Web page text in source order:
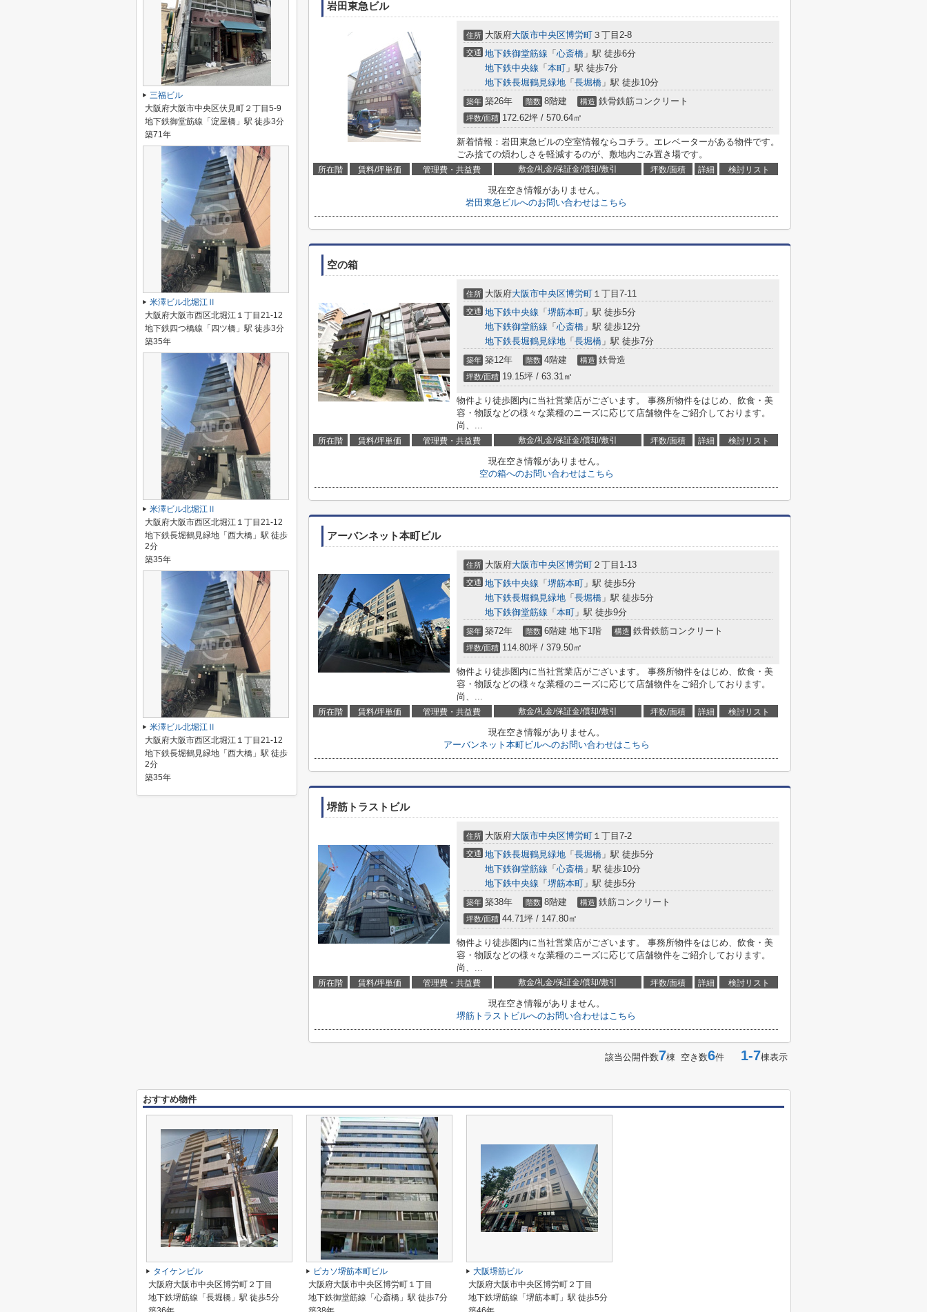
岩田東急ビル
住所 大阪府大阪市中央区博労町 ３丁目2-8
交通 地下鉄御堂筋線 「 心斎橋 」駅 徒歩6分
地下鉄中央線 「 本町 」駅 徒歩7分
地下鉄長堀鶴見緑地 「 長堀橋 」駅 徒歩10分
築年 築26年 階数 8階建 構造 鉄骨鉄筋コンクリート
坪数/面積 172.62坪 / 570.64㎡
新着情報：岩田東急ビルの空室情報ならコチラ。エレベーターがある物件です。
ごみ捨ての煩わしさを軽減するのが、敷地内ごみ置き場です。
所在階 賃料/坪単価 管理費・共益費 敷金/礼金/保証金/償却/敷引 坪数/面積 詳細 検討リスト
現在空き情報がありません。
岩田東急ビルへのお問い合わせはこちら
空の箱
住所 大阪府大阪市中央区博労町 １丁目7-11
交通 地下鉄中央線 「 堺筋本町 」駅 徒歩5分
地下鉄御堂筋線 「 心斎橋 」駅 徒歩12分
地下鉄長堀鶴見緑地 「 長堀橋 」駅 徒歩7分
築年 築12年 階数 4階建 構造 鉄骨造
坪数/面積 19.15坪 / 63.31㎡
物件より徒歩圏内に当社営業店がございます。 事務所物件をはじめ、飲食・美
容・物販などの様々な業種のニーズに応じて店舗物件をご紹介しております。
尚、...
所在階 賃料/坪単価 管理費・共益費 敷金/礼金/保証金/償却/敷引 坪数/面積 詳細 検討リスト
現在空き情報がありません。
空の箱へのお問い合わせはこちら
アーバンネット本町ビル
住所 大阪府大阪市中央区博労町 ２丁目1-13
交通 地下鉄中央線 「 堺筋本町 」駅 徒歩5分
地下鉄長堀鶴見緑地 「 長堀橋 」駅 徒歩5分
地下鉄御堂筋線 「 本町 」駅 徒歩9分
築年 築72年 階数 6階建 地下1階 構造 鉄骨鉄筋コンクリート
坪数/面積 114.80坪 / 379.50㎡
物件より徒歩圏内に当社営業店がございます。 事務所物件をはじめ、飲食・美
容・物販などの様々な業種のニーズに応じて店舗物件をご紹介しております。
尚、...
所在階 賃料/坪単価 管理費・共益費 敷金/礼金/保証金/償却/敷引 坪数/面積 詳細 検討リスト
現在空き情報がありません。
アーバンネット本町ビルへのお問い合わせはこちら
堺筋トラストビル
住所 大阪府大阪市中央区博労町 １丁目7-2
交通 地下鉄長堀鶴見緑地 「 長堀橋 」駅 徒歩5分
地下鉄御堂筋線 「 心斎橋 」駅 徒歩10分
地下鉄中央線 「 堺筋本町 」駅 徒歩5分
築年 築38年 階数 8階建 構造 鉄筋コンクリート
坪数/面積 44.71坪 / 147.80㎡
物件より徒歩圏内に当社営業店がございます。 事務所物件をはじめ、飲食・美
容・物販などの様々な業種のニーズに応じて店舗物件をご紹介しております。
尚、...
所在階 賃料/坪単価 管理費・共益費 敷金/礼金/保証金/償却/敷引 坪数/面積 詳細 検討リスト
現在空き情報がありません。
堺筋トラストビルへのお問い合わせはこちら
該当公開件数7棟 空き数6件 1-7棟表示
三福ビル
大阪府大阪市中央区伏見町２丁目5-9
地下鉄御堂筋線「淀屋橋」駅 徒歩3分
築71年
米澤ビル北堀江Ⅱ
大阪府大阪市西区北堀江１丁目21-12
地下鉄四つ橋線「四ツ橋」駅 徒歩3分
築35年
米澤ビル北堀江Ⅱ
大阪府大阪市西区北堀江１丁目21-12
地下鉄長堀鶴見緑地「西大橋」駅 徒歩
2分
築35年
米澤ビル北堀江Ⅱ
大阪府大阪市西区北堀江１丁目21-12
地下鉄長堀鶴見緑地「西大橋」駅 徒歩
2分
築35年
おすすめ物件
タイケンビル
大阪府大阪市中央区博労町２丁目
地下鉄堺筋線「長堀橋」駅 徒歩5分
ピカソ堺筋本町ビル
大阪府大阪市中央区博労町１丁目
地下鉄御堂筋線「心斎橋」駅 徒歩7分
大阪堺筋ビル
大阪府大阪市中央区博労町２丁目
地下鉄堺筋線「堺筋本町」駅 徒歩5分